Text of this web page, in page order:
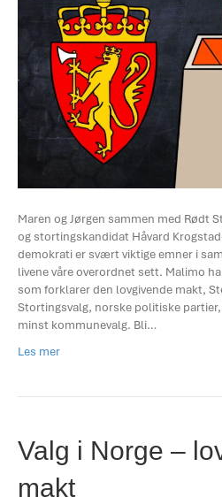
Maren og Jørgen sammen med Rødt
og stortingskandidat Håvard
demokrati er svært viktige emner i
livene våre overordnet sett. Malimo
som forklarer den lovgivende makt,
Stortingsvalg, norske politiske
minst kommunevalg. Bli…
Les mer
Valg i Norge –
makt